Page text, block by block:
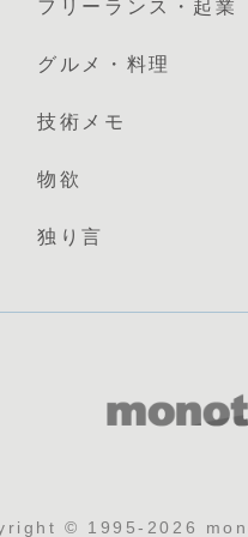
フリーランス・起業
グルメ・料理
技術メモ
物欲
独り言
© 1995-2026